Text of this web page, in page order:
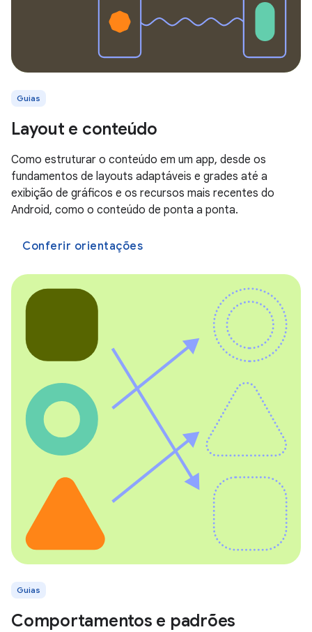
Guias
Layout e conteúdo
Como estruturar o conteúdo em um app, desde os
fundamentos de layouts adaptáveis e grades até a
exibição de gráficos e os recursos mais recentes do
Android, como o conteúdo de ponta a ponta.
Conferir orientações
Guias
Comportamentos e padrões